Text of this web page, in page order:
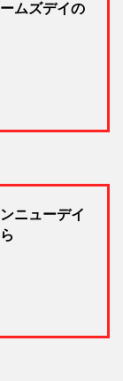
ムズデイの
ニューデイ